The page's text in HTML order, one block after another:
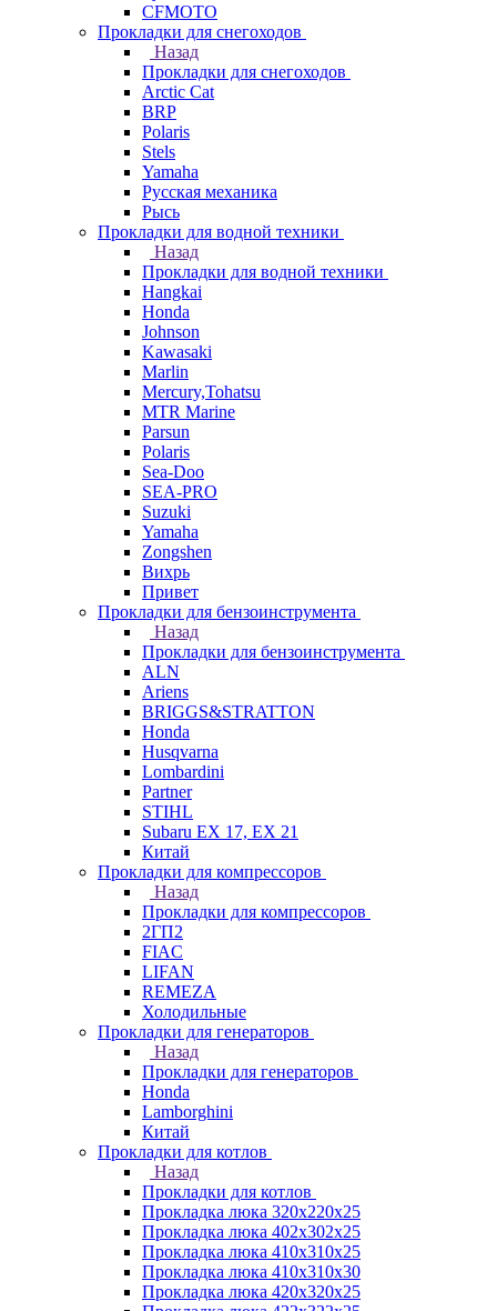
СFMOTO
Прокладки для снегоходов
Назад
Прокладки для снегоходов
Arctic Cat
BRP
Polaris
Stels
Yamaha
Русская механика
Рысь
Прокладки для водной техники
Назад
Прокладки для водной техники
Hangkai
Honda
Johnson
Kawasaki
Marlin
Mercury,Tohatsu
MTR Marine
Parsun
Polaris
Sea-Doo
SEA-PRO
Suzuki
Yamaha
Zongshen
Вихрь
Привет
Прокладки для бензоинструмента
Назад
Прокладки для бензоинструмента
ALN
Ariens
BRIGGS&STRATTON
Honda
Husqvarna
Lombardini
Partner
STIHL
Subaru EX 17, EX 21
Китай
Прокладки для компрессоров
Назад
Прокладки для компрессоров
2ГП2
FIAC
LIFAN
REMEZA
Холодильные
Прокладки для генераторов
Назад
Прокладки для генераторов
Honda
Lamborghini
Китай
Прокладки для котлов
Назад
Прокладки для котлов
Прокладка люка 320x220x25
Прокладка люка 402x302x25
Прокладка люка 410x310x25
Прокладка люка 410х310х30
Прокладка люка 420x320x25